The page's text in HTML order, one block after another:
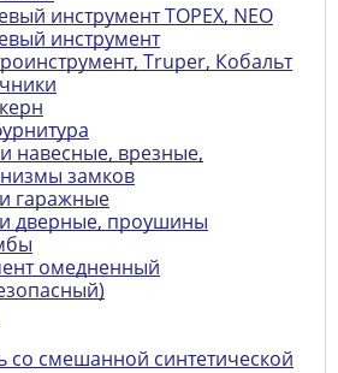
инструмент TOPEX, NEO
инструмент
Truper, Кобальт
навесные, врезные,
замков
гаражные
дверные, проушины
омедненный
со смешанной синтетической